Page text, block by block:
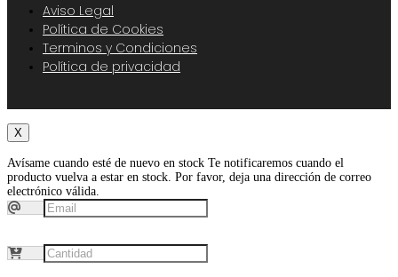
Aviso Legal
Política de Cookies
Terminos y Condiciones
Política de privacidad
X
Avísame cuando esté de nuevo en stock Te notificaremos cuando el
producto vuelva a estar en stock. Por favor, deja una dirección de correo
electrónico válida.